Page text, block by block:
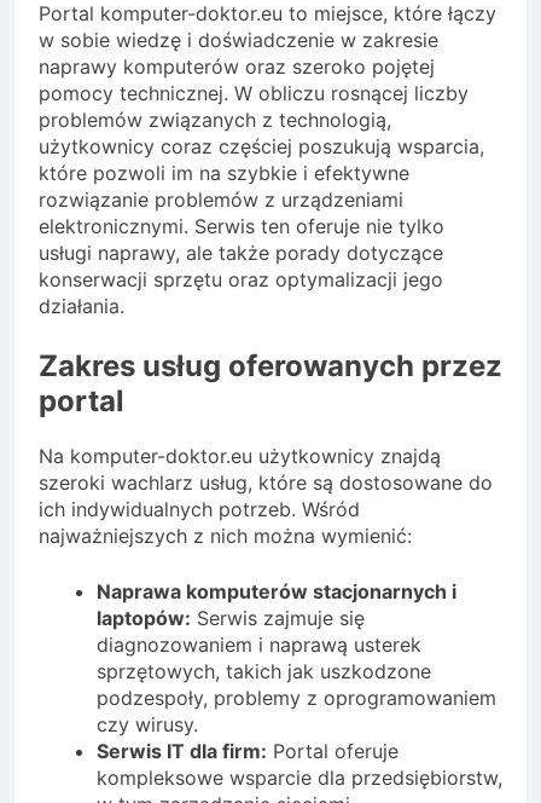
Portal komputer-doktor.eu to miejsce, które łączy
w sobie wiedzę i doświadczenie w zakresie
naprawy komputerów oraz szeroko pojętej
pomocy technicznej. W obliczu rosnącej liczby
problemów związanych z technologią,
użytkownicy coraz częściej poszukują wsparcia,
które pozwoli im na szybkie i efektywne
rozwiązanie problemów z urządzeniami
elektronicznymi. Serwis ten oferuje nie tylko
usługi naprawy, ale także porady dotyczące
konserwacji sprzętu oraz optymalizacji jego
działania.
Zakres usług oferowanych przez
portal
Na komputer-doktor.eu użytkownicy znajdą
szeroki wachlarz usług, które są dostosowane do
ich indywidualnych potrzeb. Wśród
najważniejszych z nich można wymienić:
Naprawa komputerów stacjonarnych i
laptopów: Serwis zajmuje się
diagnozowaniem i naprawą usterek
sprzętowych, takich jak uszkodzone
podzespoły, problemy z oprogramowaniem
czy wirusy.
Serwis IT dla firm: Portal oferuje
kompleksowe wsparcie dla przedsiębiorstw,